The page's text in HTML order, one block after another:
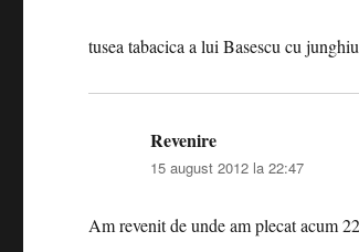
tusea tabacica a lui Basescu cu
Revenire
15 august 2012 la 22:47
Am revenit de unde am plecat acum